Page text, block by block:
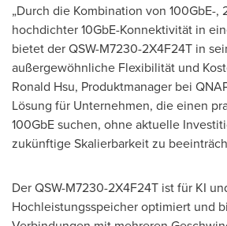
„Durch die Kombination von 100GbE-,
hochdichter 10GbE-Konnektivität in
bietet der QSW-M7230-2X4F24T in
außergewöhnliche Flexibilität und
Ronald Hsu, Produktmanager bei
Lösung für Unternehmen, die einen
100GbE suchen, ohne aktuelle
zukünftige Skalierbarkeit zu
Der QSW-M7230-2X4F24T ist für KI
Hochleistungsspeicher optimiert und